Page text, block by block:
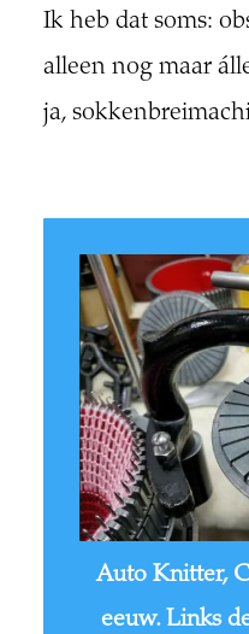
Ik heb dat soms:
alleen nog maar
ja,
Auto Knitter,
eeuw. Links